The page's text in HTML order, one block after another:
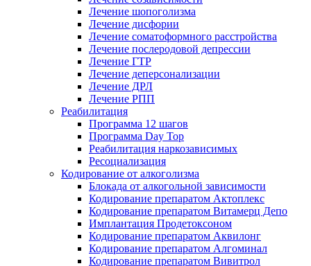
Лечение шопоголизма
Лечение дисфории
Лечение соматоформного расстройства
Лечение послеродовой депрессии
Лечение ГТР
Лечение деперсонализации
Лечение ДРЛ
Лечение РПП
Реабилитация
Программа 12 шагов
Программа Day Top
Реабилитация наркозависимых
Ресоциализация
Кодирование от алкоголизма
Блокада от алкогольной зависимости
Кодирование препаратом Актоплекс
Кодирование препаратом Витамерц Депо
Имплантация Продетоксоном
Кодирование препаратом Аквилонг
Кодирование препаратом Алгоминал
Кодирование препаратом Вивитрол